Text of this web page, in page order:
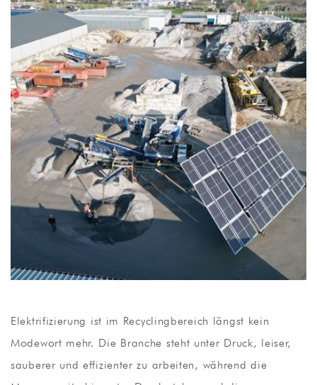
Elektrifizierung ist im Recyclingbereich längst kein
Modewort mehr. Die Branche steht unter Druck, leiser,
sauberer und effizienter zu arbeiten, während die